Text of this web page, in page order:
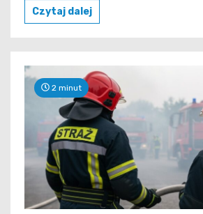
Czytaj dalej
2 minut